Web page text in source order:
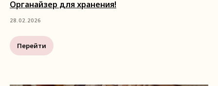
Органайзер для хранения!
28.02.2026
Перейти